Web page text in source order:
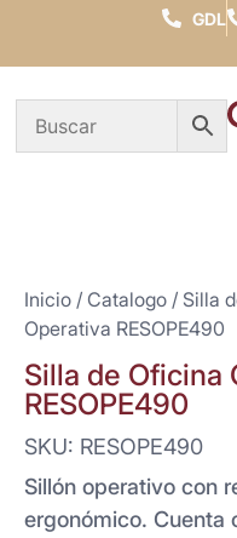
GDL
Inicio / Catalogo / Silla
Operativa RESOPE490
Silla de Oficina
RESOPE490
SKU: RESOPE490
Sillón operativo con
ergonómico. Cuenta